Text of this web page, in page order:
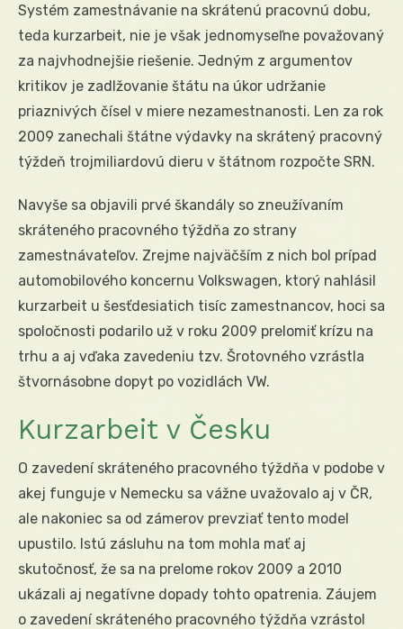
Systém zamestnávanie na skrátenú pracovnú dobu,
teda kurzarbeit, nie je však jednomyseľne považovaný
za najvhodnejšie riešenie. Jedným z argumentov
kritikov je zadlžovanie štátu na úkor udržanie
priaznivých čísel v miere nezamestnanosti. Len za rok
2009 zanechali štátne výdavky na skrátený pracovný
týždeň trojmiliardovú dieru v štátnom rozpočte SRN.
Navyše sa objavili prvé škandály so zneužívaním
skráteného pracovného týždňa zo strany
zamestnávateľov. Zrejme najväčším z nich bol prípad
automobilového koncernu Volkswagen, ktorý nahlásil
kurzarbeit u šesťdesiatich tisíc zamestnancov, hoci sa
spoločnosti podarilo už v roku 2009 prelomiť krízu na
trhu a aj vďaka zavedeniu tzv. Šrotovného vzrástla
štvornásobne dopyt po vozidlách VW.
Kurzarbeit v Česku
O zavedení skráteného pracovného týždňa v podobe v
akej funguje v Nemecku sa vážne uvažovalo aj v ČR,
ale nakoniec sa od zámerov prevziať tento model
upustilo. Istú zásluhu na tom mohla mať aj
skutočnosť, že sa na prelome rokov 2009 a 2010
ukázali aj negatívne dopady tohto opatrenia. Záujem
o zavedení skráteného pracovného týždňa vzrástol